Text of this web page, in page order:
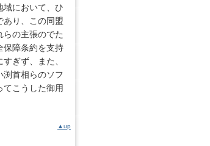
域において、ひ
あり、この同盟
の主張のでた
保障条約を支持
ぎず、また、
渕首相らのソフ
てこうした御用
▲up